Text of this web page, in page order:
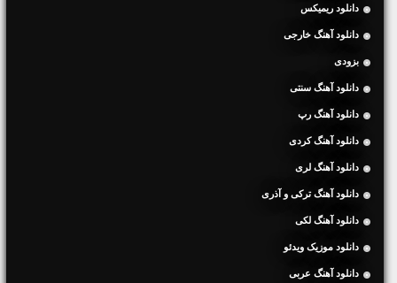
دانلود ریمیکس
دانلود آهنگ خارجی
بزودی
دانلود آهنگ سنتی
دانلود آهنگ رپ
دانلود آهنگ کردی
دانلود آهنگ لری
دانلود آهنگ ترکی و آذری
دانلود آهنگ لکی
دانلود موزیک ویدئو
دانلود آهنگ عربی